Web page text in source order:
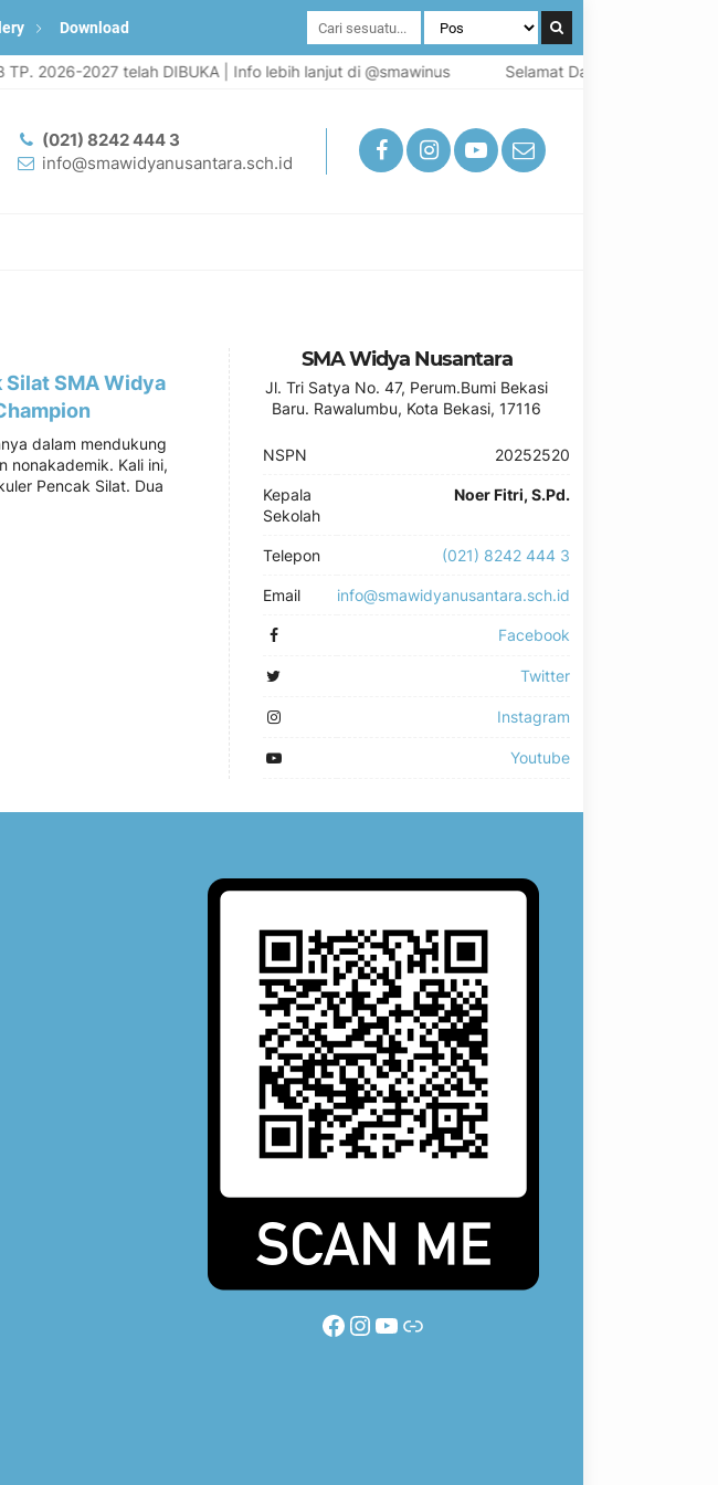
Download
2026-2027 telah DIBUKA | Info lebih lanjut di @smawinus Selamat Datang di Situs resmi
(021) 8242 444 3
info@smawidyanusantara.sch.id
SMA Widya
dalam mendukung
nonakademik. Kali ini,
Pencak Silat. Dua
SMA Widya Nusantara
Jl. Tri Satya No. 47, Perum.Bumi Bekasi
Baru. Rawalumbu, Kota Bekasi, 17116
NSPN 20252520
Kepala
Sekolah
Noer Fitri, S.Pd.
Telepon (021) 8242 444 3
Email info@smawidyanusantara.sch.id
Facebook
Twitter
Instagram
Youtube
Facebook
Instagram
YouTube
Link